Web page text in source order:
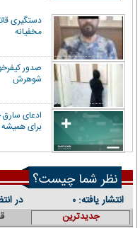
مخفیانه
صدور
شوهرش
ادعای
برای همیشه
نظر شما چیست؟
انتشار یافته: ۰ در
جدیدترین